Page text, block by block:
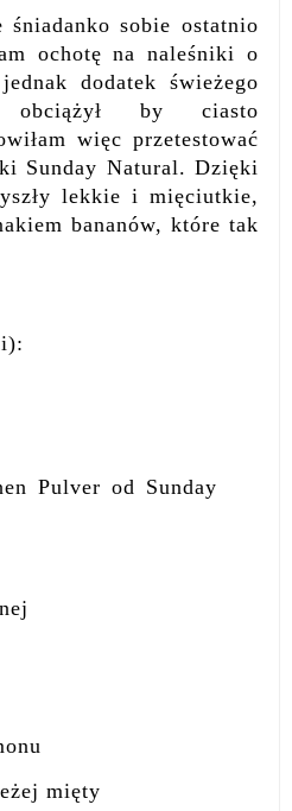
śniadanko sobie ostatnio
ochotę na naleśniki o
dodatek świeżego
obciążył by ciasto
więc przetestować
Sunday Natural. Dzięki
lekkie i mięciutkie,
bananów, które tak
Pulver od Sunday
mięty